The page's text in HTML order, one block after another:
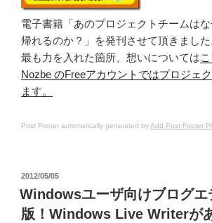
電子書籍「あのプロジェクトチームはな
帰れるのか？」を発刊させて頂きました
最も力を入れた箇所、想いについては
Nozbe のFreeアカウントではプロジェ
ます。
Post Footer automatically generated byAdd Post Footer
投
稿
日:
2012/05/05
Windowsユーザ向けブログエ
版！Windows Live Writerが